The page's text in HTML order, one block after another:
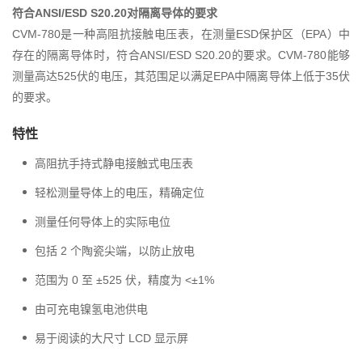
符合ANSI/ESD S20.20对隔离导体的要求
CVM-780是一种高阻抗接触电压表，在测量ESD保护区（EPA）中
存在的隔离导体时，符合ANSI/ESD S20.20的要求。CVM-780能够
测量高达525伏的电压，其范围足以满足EPA中隔离导体上低于35伏
的要求。
特性
高阻抗手持式静电接触式电压表
轻松测量导体上的电压，精确定位
测量任何导体上的实际电位
包括 2 个陶瓷尖端，以防止放电
范围为 0 至 ±525 伏，精度为 <±1%
由可充电镍氢电池供电
易于阅读的大尺寸 LCD 显示屏